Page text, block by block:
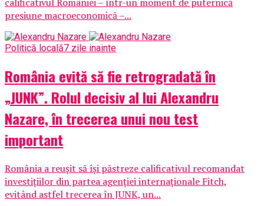
presiune macroeconomică –...
Politică locală7 zile inainte
România evită să fie retrogradată în
„JUNK”. Rolul decisiv al lui Alexandru
Nazare, în trecerea unui nou test
important
România a reușit să își păstreze calificativul recomandat
investițiilor din partea agenției internaționale Fitch,
evitând astfel trecerea în JUNK, un...